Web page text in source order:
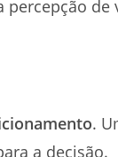
de
.
a decisão.